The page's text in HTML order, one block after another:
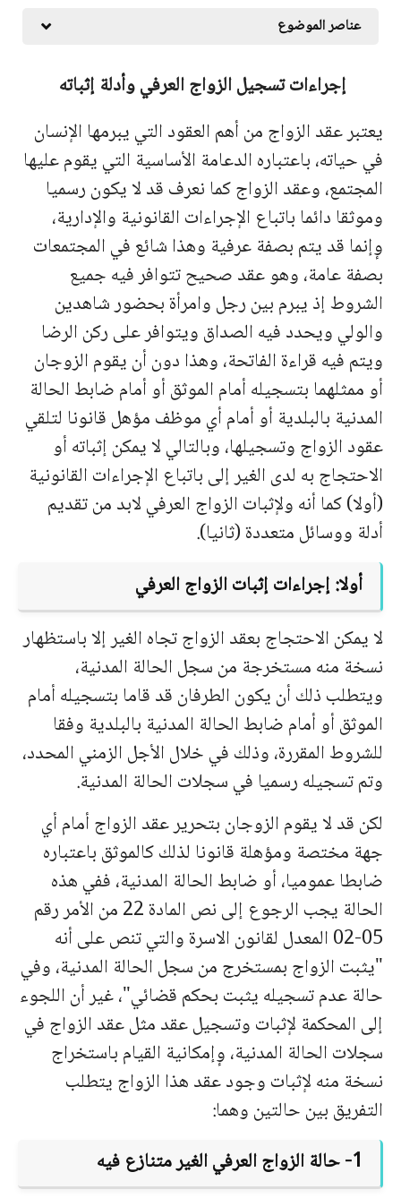
عناصر الموضوع
إجراءات تسجيل الزواج العرفي وأدلة إثباته
يعتبر عقد الزواج من أهم العقود التي يبرمها الإنسان
في حياته، باعتباره الدعامة الأساسية التي يقوم عليها
المجتمع، وعقد الزواج كما نعرف قد لا يكون رسميا
وموثقا دائما باتباع الإجراءات القانونية والإدارية،
وٕإنما قد يتم بصفة عرفية وهذا شائع في المجتمعات
بصفة عامة، وهو عقد صحيح تتوافر فيه جميع
الشروط إذ يبرم بين رجل وامرأة بحضور شاهدين
والولي ويحدد فيه الصداق ويتوافر على ركن الرضا
ويتم فيه قراءة الفاتحة، وهذا دون أن يقوم الزوجان
أو ممثلهما بتسجيله أمام الموثق أو أمام ضابط الحالة
المدنية بالبلدية أو أمام أي موظف مؤهل قانونا لتلقي
عقود الزواج وتسجيلها، وبالتالي لا يمكن إثباته أو
الاحتجاج به لدى الغير إلى باتباع الإجراءات القانونية
(أولا) كما أنه ولإثبات الزواج العرفي لابد من تقديم
أدلة ووسائل متعددة (ثانيا).
أولا: إجراءات إثبات الزواج العرفي
لا يمكن الاحتجاج بعقد الزواج تجاه الغير إلا باستظهار
نسخة منه مستخرجة من سجل الحالة المدنية،
ويتطلب ذلك أن يكون الطرفان قد قاما بتسجيله أمام
الموثق أو أمام ضابط الحالة المدنية بالبلدية وفقا
للشروط المقررة، وذلك في خلال الأجل الزمني المحدد،
وتم تسجيله رسميا في سجلات الحالة المدنية.
لكن قد لا يقوم الزوجان بتحرير عقد الزواج أمام أي
جهة مختصة ومؤهلة قانونا لذلك كالموثق باعتباره
ضابطا عموميا، أو ضابط الحالة المدنية، ففي هذه
الحالة يجب الرجوع إلى نص المادة 22 من الأمر رقم
05-02 المعدل لقانون الاسرة والتي تنص على أنه
"يثبت الزواج بمستخرج من سجل الحالة المدنية، وفي
حالة عدم تسجيله يثبت بحكم قضائي"، غير أن اللجوء
إلى المحكمة لإثبات وتسجيل عقد مثل عقد الزواج في
سجلات الحالة المدنية، وٕإمكانية القيام باستخراج
نسخة منه لإثبات وجود عقد هذا الزواج يتطلب
التفريق بين حالتين وهما:
1- حالة الزواج العرفي الغير متنازع فيه